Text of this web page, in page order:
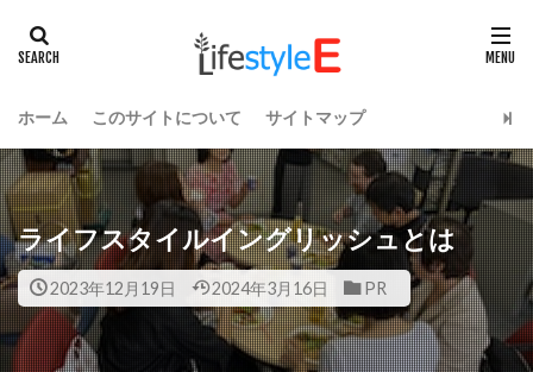
ホーム このサイトについて サイトマップ
ライフスタイルイングリッシュとは
2023年12月19日 2024年3月16日 PR